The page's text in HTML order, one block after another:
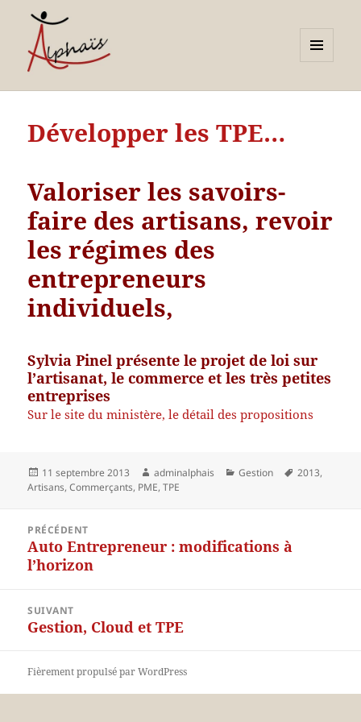
compétences et
orientations adultes et
jeunes
WIDGETS
Développer les TPE…
Valoriser les savoirs-
faire des artisans, revoir
les régimes des
entrepreneurs
individuels,
Sylvia Pinel présente le projet de loi sur
l’artisanat, le commerce et les très petites
entreprises
Sur le site du ministère, le détail des propositions
Publié
le
11 septembre 2013 Auteur
adminalphais Catégories
Gestion
Mots-
2013,
Artisans,Commerçants, PME,TPE
l’article
PRÉCÉDENT
Article
précédent :
Auto Entrepreneur : modifications à
l’horizon
SUIVANT
Article
Gestion, Cloud et TPE
Fièrement propulsé par WordPress